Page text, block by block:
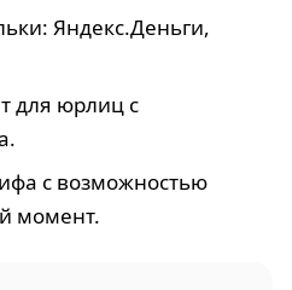
Яндекс.Деньги,
для юрлиц с
с возможностью
момент.